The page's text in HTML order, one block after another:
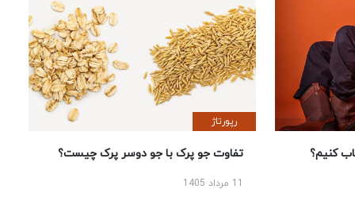
کنیم؟
رپورتاژ
تفاوت جو پرک با جو دوسر پرک چیست؟